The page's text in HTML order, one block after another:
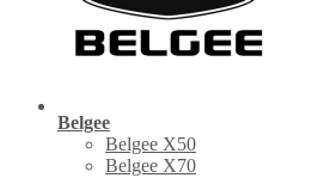
Belgee
Belgee X50
Belgee X70